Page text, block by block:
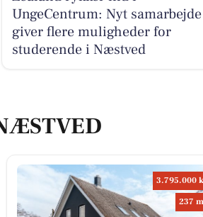
UngeCentrum: Nyt samarbejde
giver flere muligheder for
studerende i Næstved
3.795.000
237